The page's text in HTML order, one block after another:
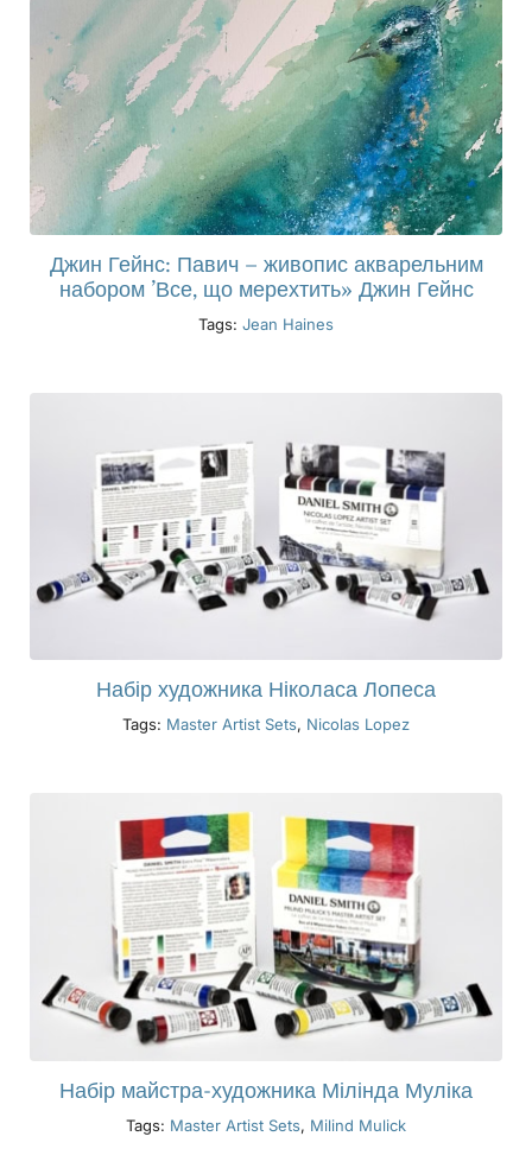
Джин Гейнс: Павич – живопис акварельним
набором ’Все, що мерехтить» Джин Гейнс
Tags: Jean Haines
Набір художника Ніколаса Лопеса
Tags: Master Artist Sets, Nicolas Lopez
Набір майстра-художника Мілінда Муліка
Tags: Master Artist Sets, Milind Mulick